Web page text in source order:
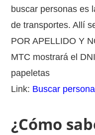
buscar personas es
de transportes. Allí
POR APELLIDO Y
MTC mostrará el
papeletas
Link: Buscar
¿Cómo